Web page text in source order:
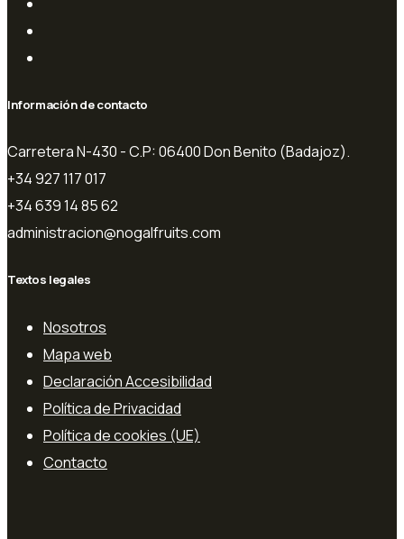
Información de contacto
Carretera N-430 - C.P: 06400 Don Benito (Badajoz).
+34 927 117 017
+34 639 14 85 62
administracion@nogalfruits.com
Textos legales
Nosotros
Mapa web
Declaración Accesibilidad
Política de Privacidad
Política de cookies (UE)
Contacto